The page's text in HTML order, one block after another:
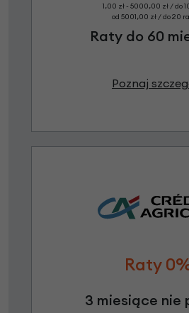
1,00 zł - 5000,00 zł / do
od 5001,00 zł / do 20
Raty do 60
Poznaj
Raty
3 miesiące nie